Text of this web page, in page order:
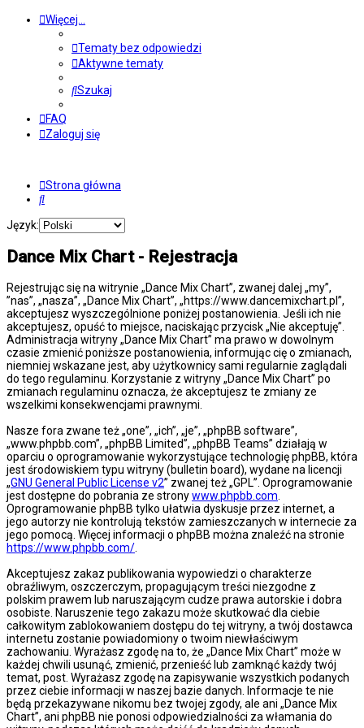
Więcej…
Tematy bez odpowiedzi
Aktywne tematy
Szukaj
FAQ
Zaloguj się
Strona główna
Szukaj
Język:
Dance Mix Chart - Rejestracja
Rejestrując się na witrynie „Dance Mix Chart”, zwanej dalej „my”,
”nas”, „nasza”, „Dance Mix Chart”, „https://www.dancemixchart.pl”,
akceptujesz wyszczególnione poniżej postanowienia. Jeśli ich nie
akceptujesz, opuść to miejsce, naciskając przycisk „Nie akceptuję”.
Administracja witryny „Dance Mix Chart” ma prawo w dowolnym
czasie zmienić poniższe postanowienia, informując cię o zmianach,
niemniej wskazane jest, aby użytkownicy sami regularnie zaglądali
do tego regulaminu. Korzystanie z witryny „Dance Mix Chart” po
zmianach regulaminu oznacza, że akceptujesz te zmiany ze
wszelkimi konsekwencjami prawnymi.
Nasze fora zwane też „one”, „ich”, „je”, „phpBB software”,
„www.phpbb.com”, „phpBB Limited”, „phpBB Teams” działają w
oparciu o oprogramowanie wykorzystujące technologię phpBB, która
jest środowiskiem typu witryny (bulletin board), wydane na licencji
„GNU General Public License v2” zwanej też „GPL”. Oprogramowanie
jest dostępne do pobrania ze stronywww.phpbb.com
Oprogramowanie phpBB tylko ułatwia dyskusje przez internet, a
jego autorzy nie kontrolują tekstów zamieszczanych w internecie za
jego pomocą. Więcej informacji o phpBB można znaleźć na stronie
https://www.phpbb.com/
Akceptujesz zakaz publikowania wypowiedzi o charakterze
obraźliwym, oszczerczym, propagującym treści niezgodne z
polskim prawem lub naruszającym cudze prawa autorskie i dobra
osobiste. Naruszenie tego zakazu może skutkować dla ciebie
całkowitym zablokowaniem dostępu do tej witryny, a twój dostawca
internetu zostanie powiadomiony o twoim niewłaściwym
zachowaniu. Wyrażasz zgodę na to, że „Dance Mix Chart” może w
każdej chwili usunąć, zmienić, przenieść lub zamknąć każdy twój
temat, post. Wyrażasz zgodę na zapisywanie wszystkich podanych
przez ciebie informacji w naszej bazie danych. Informacje te nie
będą przekazywane nikomu bez twojej zgody, ale ani „Dance Mix
Chart”, ani phpBB nie ponosi odpowiedzialności za włamania do